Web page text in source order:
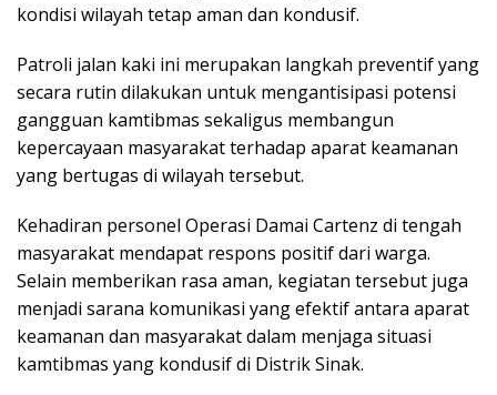
kondisi wilayah tetap aman dan kondusif.
Patroli jalan kaki ini merupakan langkah preventif yang
secara rutin dilakukan untuk mengantisipasi potensi
gangguan kamtibmas sekaligus membangun
kepercayaan masyarakat terhadap aparat keamanan
yang bertugas di wilayah tersebut.
Kehadiran personel Operasi Damai Cartenz di tengah
masyarakat mendapat respons positif dari warga.
Selain memberikan rasa aman, kegiatan tersebut juga
menjadi sarana komunikasi yang efektif antara aparat
keamanan dan masyarakat dalam menjaga situasi
kamtibmas yang kondusif di Distrik Sinak.